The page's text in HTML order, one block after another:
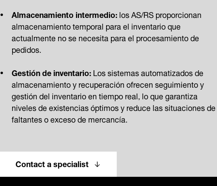
Almacenamiento intermedio:los AS/RS proporcionan
almacenamiento temporal para el inventario que
actualmente no se necesita para el procesamiento de
pedidos.
Gestión de inventario:Los sistemas automatizados de
almacenamiento y recuperación ofrecen seguimiento y
gestión del inventario en tiempo real, lo que garantiza
niveles de existencias óptimos y reduce las situaciones de
faltantes o exceso de mercancía.
Contact a specialist